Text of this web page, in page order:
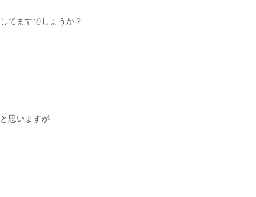
てますでしょうか？
思いますが